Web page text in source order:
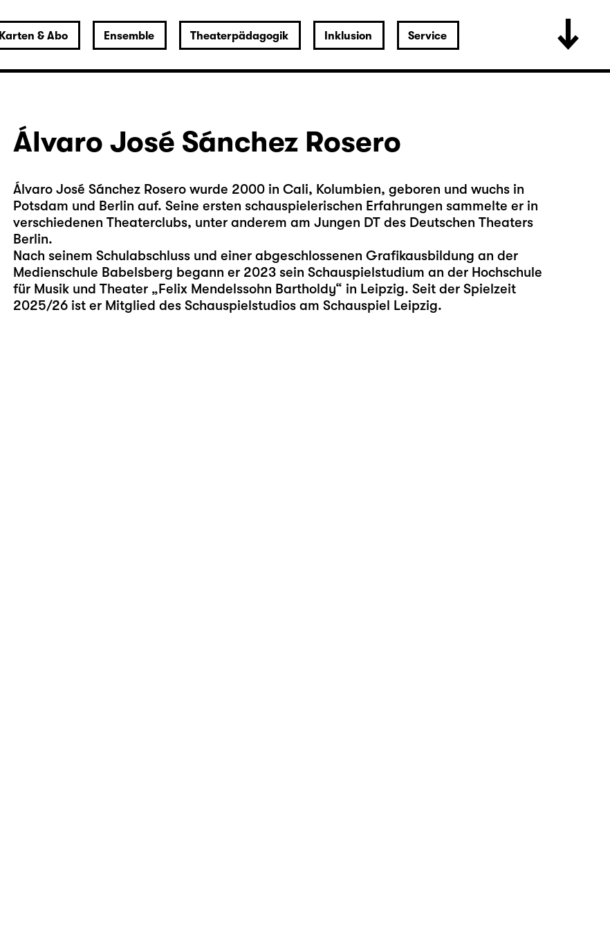
Karten & Abo Ensemble Theaterpädagogik Inklusion Service
Álvaro José Sánchez Rosero
Álvaro José Sánchez Rosero wurde 2000 in Cali, Kolumbien, geboren und wuchs in
Potsdam und Berlin auf. Seine ersten schauspielerischen Erfahrungen sammelte er in
verschiedenen Theaterclubs, unter anderem am Jungen DT des Deutschen Theaters
Berlin.
Nach seinem Schulabschluss und einer abgeschlossenen Grafikausbildung an der
Medienschule Babelsberg begann er 2023 sein Schauspielstudium an der Hochschule
für Musik und Theater „Felix Mendelssohn Bartholdy“ in Leipzig. Seit der Spielzeit
2025/26 ist er Mitglied des Schauspielstudios am Schauspiel Leipzig.